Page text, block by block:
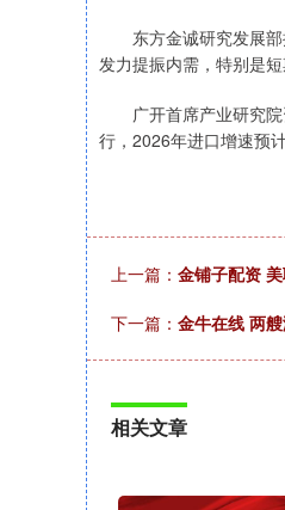
东方金诚研究发展部
发力提振内需，特别是
广开首席产业研究院
行，2026年进口增速预
上一篇： 金铺子配资
下一篇： 金牛在线 两
相关文章